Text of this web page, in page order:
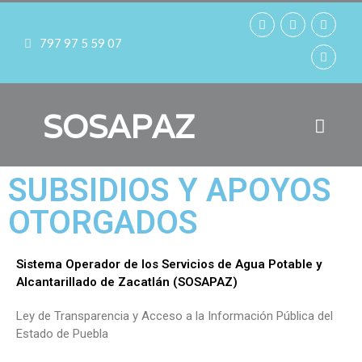
797 97 5 59 07
SOSAPAZ
SUBSIDIOS Y APOYOS
OTORGADOS
Sistema Operador de los Servicios de Agua Potable y
Alcantarillado de Zacatlán (SOSAPAZ)
Ley de Transparencia y Acceso a la Información Pública del
Estado de Puebla